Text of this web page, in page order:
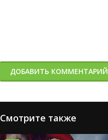
ДОБАВИТЬ КОММЕНТАРИЙ
Смотрите также